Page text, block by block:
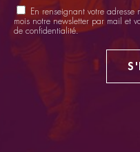
En renseignant votre adresse
mois notre newsletter par mail et
de confidentialité.